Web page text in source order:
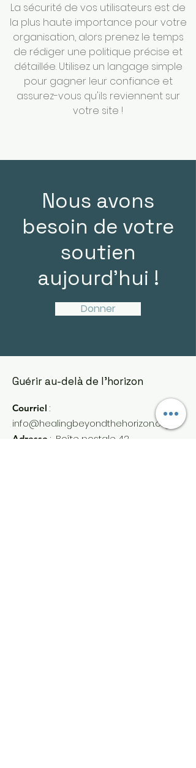
La sécurité de vos utilisateurs est de
la plus haute importance pour votre
organisation, alors prenez le temps
de rédiger une politique précise et
détaillée. Utilisez un langage simple
pour gagner leur confiance et
assurez-vous qu'ils reviennent sur
votre site !
Nous avons
besoin de votre
soutien
aujourd'hui !
Donner
Guérir au-delà de l'horizon
Courriel :
info@healingbeyondthehorizon.org
Adresse : Boîte postale 42,